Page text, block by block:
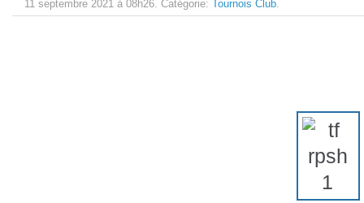
11 septembre 2021 à 08h26. Catégorie: Tournois Club.